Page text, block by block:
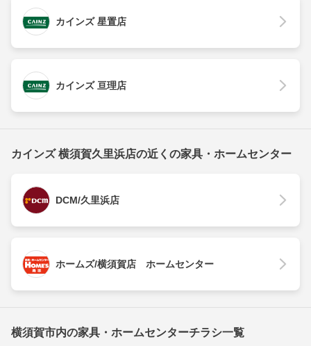
カインズ 星置店
カインズ 亘理店
カインズ 横須賀久里浜店の近くの家具・ホームセンター
DCM/久里浜店
ホームズ/横須賀店 ホームセンター
横須賀市内の家具・ホームセンターチラシ一覧